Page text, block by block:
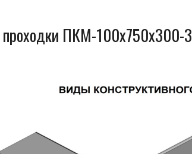
проходки ПКМ-100x750x300-3